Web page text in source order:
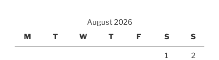
August 2026
M
T W T F S S
1 2